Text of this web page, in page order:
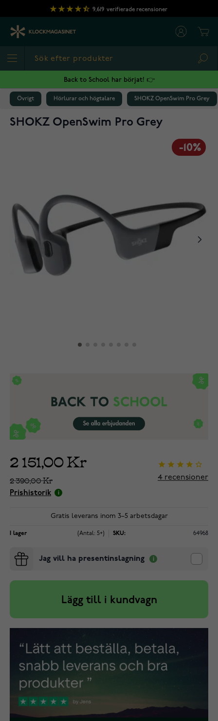
Hoppa till innehållet
9,619 verifierade recensioner
Back to School har börjat! 👉
Övrigt Hörlurar och högtalare SHOKZ OpenSwim Pro Grey
SHOKZ OpenSwim Pro Grey
-10%
2 151,00 Kr
2 390,00 Kr
Prishistorik
4 recensioner
Gratis leverans inom 3–5 arbetsdagar
I lager (Antal: 5+) SKU: 64968
Jag vill ha presentinslagning
Lägg till i kundvagn